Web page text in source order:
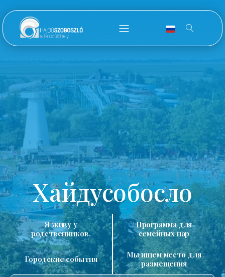
Хайдусобосло
Я живу у
родственников.
Программа для
семейных пар
Городские события
Мы ищем место для
размещения